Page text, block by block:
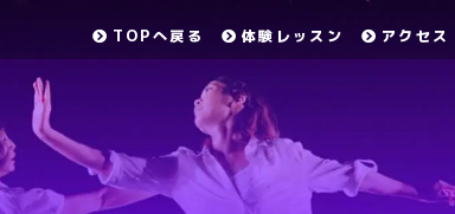
TOPへ戻る 体験レッスン アクセス